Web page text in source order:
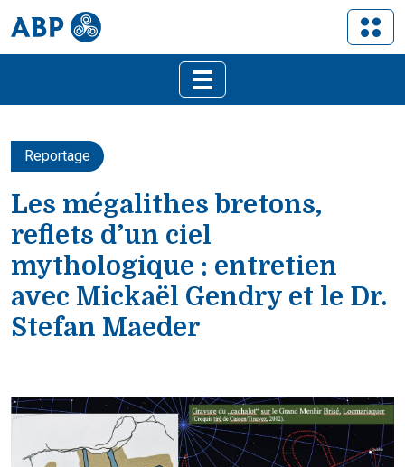
Reportage
Les mégalithes bretons,
reflets d’un ciel
mythologique : entretien
avec Mickaël Gendry et le Dr.
Stefan Maeder